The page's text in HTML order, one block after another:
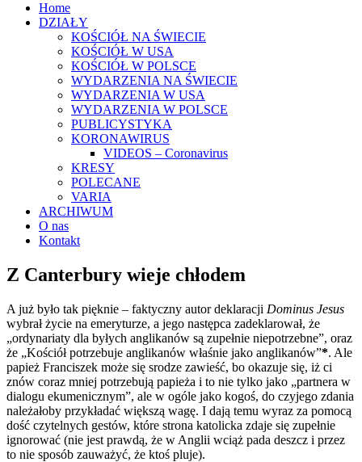
Home
DZIAŁY
KOŚCIÓŁ NA ŚWIECIE
KOŚCIÓŁ W USA
KOŚCIÓŁ W POLSCE
WYDARZENIA NA ŚWIECIE
WYDARZENIA W USA
WYDARZENIA W POLSCE
PUBLICYSTYKA
KORONAWIRUS
VIDEOS – Coronavirus
KRESY
POLECANE
VARIA
ARCHIWUM
O nas
Kontakt
Z Canterbury wieje chłodem
A już było tak pięknie – faktyczny autor deklaracji Dominus Jesus
wybrał życie na emeryturze, a jego następca zadeklarował, że
„ordynariaty dla byłych anglikanów są zupełnie niepotrzebne”, oraz
że „Kościół potrzebuje anglikanów właśnie jako anglikanów”*. Ale
papież Franciszek może się srodze zawieść, bo okazuje się, iż ci
znów coraz mniej potrzebują papieża i to nie tylko jako „partnera w
dialogu ekumenicznym”, ale w ogóle jako kogoś, do czyjego zdania
należałoby przykładać większą wagę. I dają temu wyraz za pomocą
dość czytelnych gestów, które strona katolicka zdaje się zupełnie
ignorować (nie jest prawdą, że w Anglii wciąż pada deszcz i przez
to nie sposób zauważyć, że ktoś pluje).